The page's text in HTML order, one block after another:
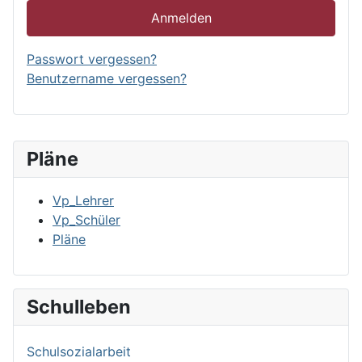
Pläne
Vp_Lehrer
Vp_Schüler
Pläne
Schulleben
Schulsozialarbeit
Anmelden
Passwort vergessen?
Benutzername vergessen?